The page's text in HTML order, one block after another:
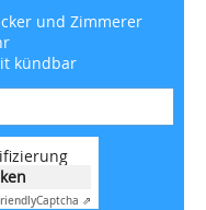
und Zimmerer
kündbar
Captcha ⇗